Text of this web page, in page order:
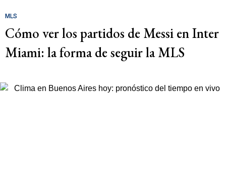
MLS
Cómo ver los partidos de Messi en Inter
Miami: la forma de seguir la MLS